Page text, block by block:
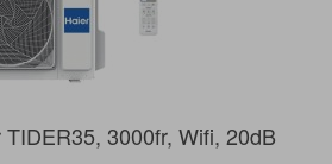
3000fr, Wifi, 20dB